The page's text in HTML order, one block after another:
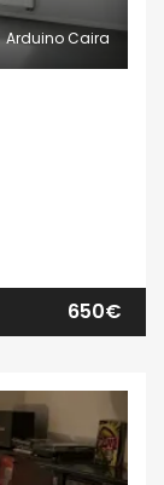
Arduino Caira
650€